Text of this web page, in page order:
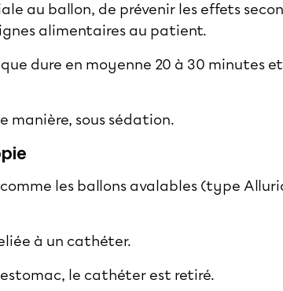
au ballon, de prévenir les effets
alimentaires au patient.
dure en moyenne 20 à 30 minutes
manière, sous sédation.
les ballons avalables (type
à un cathéter.
le cathéter est retiré.